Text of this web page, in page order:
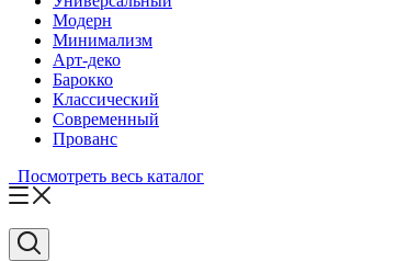
Модерн
Минимализм
Арт-деко
Барокко
Классический
Современный
Прованс
Посмотреть весь каталог